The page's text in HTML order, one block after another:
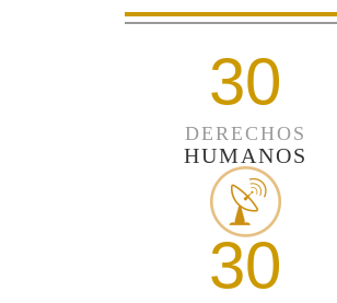
30
DERECHOS
HUMANOS
30